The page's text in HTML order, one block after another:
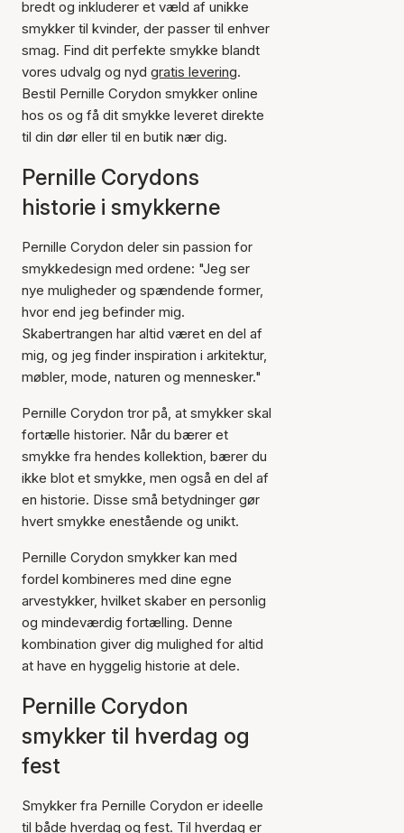
bredt og inkluderer et væld af unikke
smykker til kvinder, der passer til enhver
smag. Find dit perfekte smykke blandt
vores udvalg og nyd gratis levering.
Bestil Pernille Corydon smykker online
hos os og få dit smykke leveret direkte
til din dør eller til en butik nær dig.
Pernille Corydons
historie i smykkerne
Pernille Corydon deler sin passion for
smykkedesign med ordene: "Jeg ser
nye muligheder og spændende former,
hvor end jeg befinder mig.
Skabertrangen har altid været en del af
mig, og jeg finder inspiration i arkitektur,
møbler, mode, naturen og mennesker."
Pernille Corydon tror på, at smykker skal
fortælle historier. Når du bærer et
smykke fra hendes kollektion, bærer du
ikke blot et smykke, men også en del af
en historie. Disse små betydninger gør
hvert smykke enestående og unikt.
Pernille Corydon smykker kan med
fordel kombineres med dine egne
arvestykker, hvilket skaber en personlig
og mindeværdig fortælling. Denne
kombination giver dig mulighed for altid
at have en hyggelig historie at dele.
Pernille Corydon
smykker til hverdag og
fest
Smykker fra Pernille Corydon er ideelle
til både hverdag og fest. Til hverdag er